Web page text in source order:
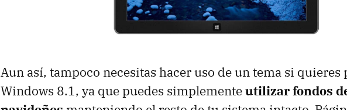
Aun así, tampoco necesitas hacer uso de un tema si
Windows 8.1, ya que puedes simplementeutilizar fondos